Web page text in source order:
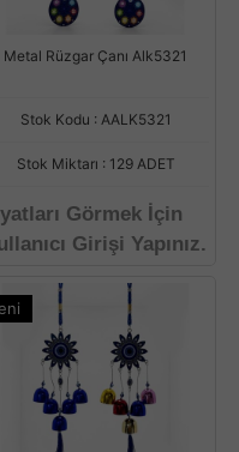
Metal Rüzgar Çanı Alk5321
Stok Kodu : AALK5321
Stok Miktarı : 129 ADET
Görmek İçin
Girişi Yapınız.